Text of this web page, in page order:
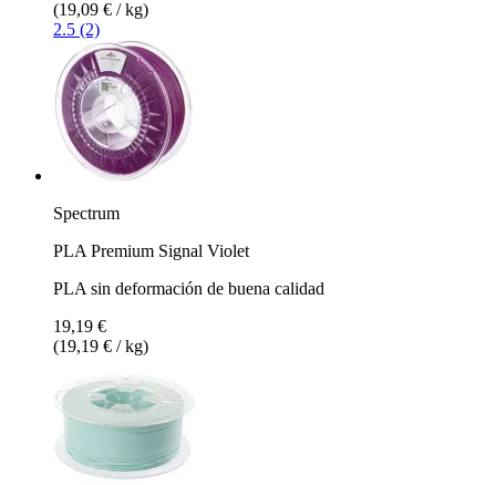
(19,09 € / kg)
2.5 (2)
Spectrum
PLA Premium Signal Violet
PLA sin deformación de buena calidad
19,19 €
(19,19 € / kg)